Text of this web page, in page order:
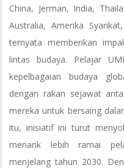
China, Jerman, India,
Australia, Amerika
ternyata memberikan
lintas budaya. Pelajar
kepelbagaian budaya
dengan rakan sejawat
mereka untuk bersaing
itu, inisiatif ini turut
menarik lebih ramai
menjelang tahun 2030.